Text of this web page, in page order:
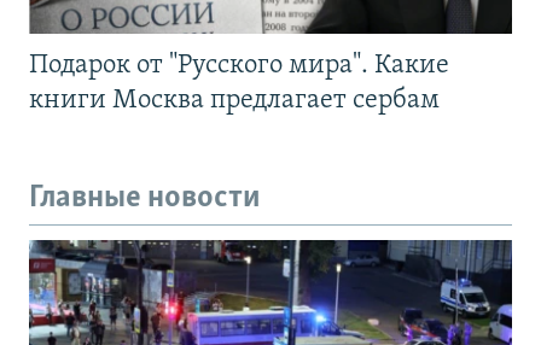
Подарок от "Русского мира". Какие
книги Москва предлагает сербам
Главные новости